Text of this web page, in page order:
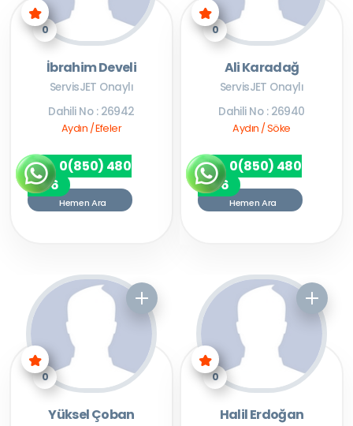
0
İbrahim Develi
ServisJET Onaylı
Dahili No : 26942
Aydın / Efeler
0(850) 480
7256
Hemen Ara
0
Ali Karadağ
ServisJET Onaylı
Dahili No : 26940
Aydın / Söke
0(850) 480
7256
Hemen Ara
0
Yüksel Çoban
0
Halil Erdoğan